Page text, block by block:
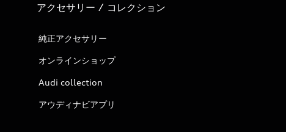
アクセサリー / コレクション
純正アクセサリー
オンラインショップ
Audi collection
アウディナビアプリ